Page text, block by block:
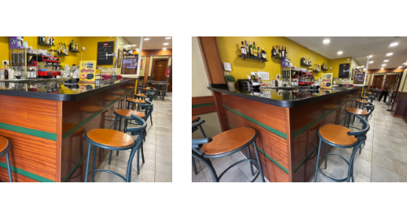
el servicio.
necesidad de inversiones adicionales.
una clientela estable y rentable.
en la actividad.